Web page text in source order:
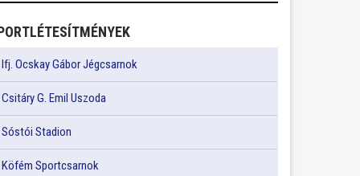
Ifj. Ocskay Gábor Jégcsarnok
Csitáry G. Emil Uszoda
Sóstói Stadion
Köfém Sportcsarnok